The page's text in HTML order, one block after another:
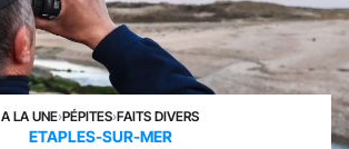
A LA UNE›PÉPITES›FAITS DIVERS
ETAPLES-SUR-MER